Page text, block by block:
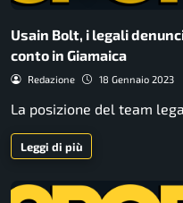
Usain Bolt, i legali
conto in Giamaica
Redazione 18 Gennaio 2023
La posizione del team
Leggi di più